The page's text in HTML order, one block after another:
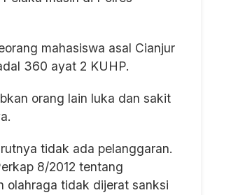
mahasiswa asal Cianjur
360 ayat 2 KUHP.
orang lain luka dan sakit
tidak ada pelanggaran.
8/2012 tentang
olahraga tidak dijerat sanksi